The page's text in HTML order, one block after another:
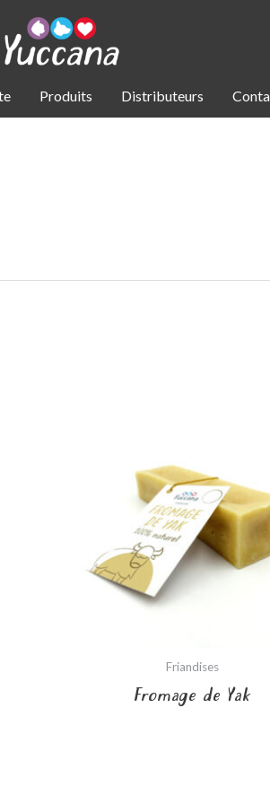
Produits Distributeurs
Friandises
Fromage de Yak